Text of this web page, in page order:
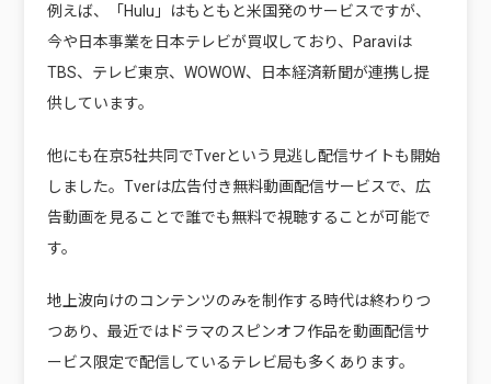
例えば、「Hulu」はもともと米国発のサービスですが、
今や日本事業を日本テレビが買収しており、Paraviは
TBS、テレビ東京、WOWOW、日本経済新聞が連携し提
供しています。
他にも在京5社共同でTverという見逃し配信サイトも開始
しました。Tverは広告付き無料動画配信サービスで、広
告動画を見ることで誰でも無料で視聴することが可能で
す。
地上波向けのコンテンツのみを制作する時代は終わりつ
つあり、最近ではドラマのスピンオフ作品を動画配信サ
ービス限定で配信しているテレビ局も多くあります。